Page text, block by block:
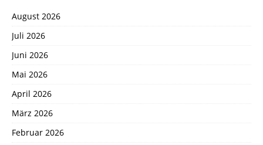
August 2026
Juli 2026
Juni 2026
Mai 2026
April 2026
März 2026
Februar 2026